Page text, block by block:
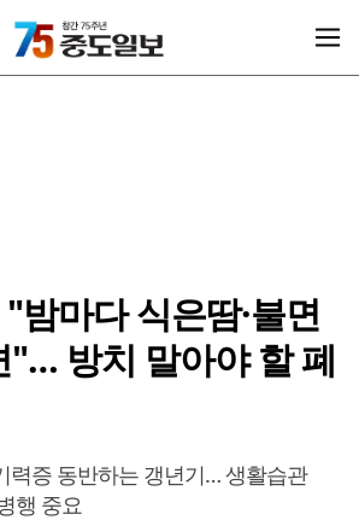
밤마다 식은땀·불면
"… 방치 말아야 할 폐
력증 동반하는 갱년기… 생활습관
행 중요